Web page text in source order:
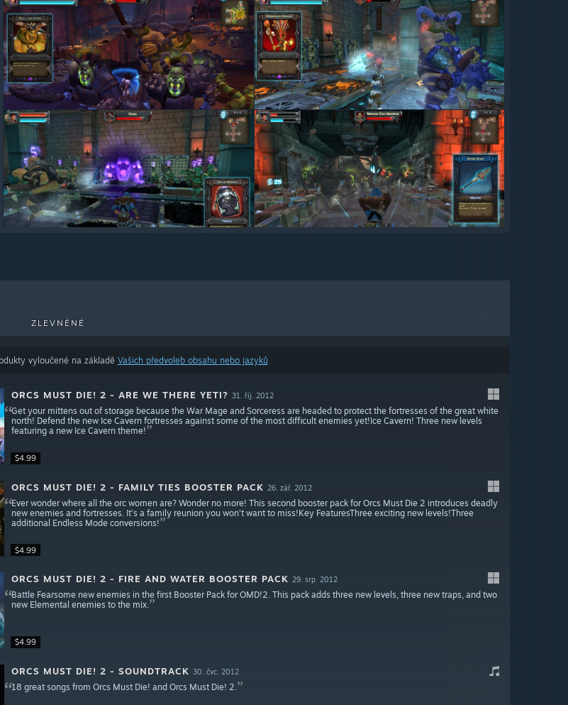
ZLEVNĚNÉ
vyloučené na základě Vašich předvoleb obsahu nebo jazyků
$4.99
ORCS MUST DIE! 2 - ARE WE THERE YETI? 31. říj. 2012
Get your mittens out of storage because the War Mage and Sorceress are headed to protect the fortresses of the great white
north! Defend the new Ice Cavern fortresses against some of the most difficult enemies yet!Ice Cavern! Three new levels
featuring a new Ice Cavern theme!
$4.99
ORCS MUST DIE! 2 - FAMILY TIES BOOSTER PACK 26. zář. 2012
Ever wonder where all the orc women are? Wonder no more! This second booster pack for Orcs Must Die 2 introduces deadly
new enemies and fortresses. It’s a family reunion you won’t want to miss!Key FeaturesThree exciting new levels!Three
additional Endless Mode conversions!
$4.99
ORCS MUST DIE! 2 - FIRE AND WATER BOOSTER PACK 29. srp. 2012
Battle Fearsome new enemies in the first Booster Pack for OMD!2. This pack adds three new levels, three new traps, and two
new Elemental enemies to the mix.
ORCS MUST DIE! 2 - SOUNDTRACK 30. čvc. 2012
18 great songs from Orcs Must Die! and Orcs Must Die! 2.